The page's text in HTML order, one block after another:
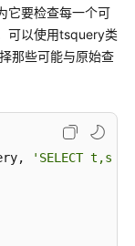
它要检查每一个可
可以使用tsquery类
那些可能与原始查
'SELECT t,s